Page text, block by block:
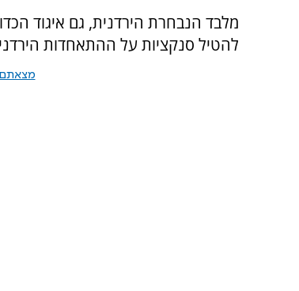
מלבד הנבחרת הירדנית, גם איגוד
להטיל סנקציות על ההתאחדות
מצאתם